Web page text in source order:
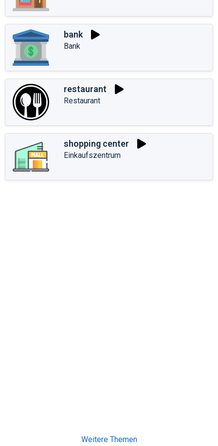
bank
Bank
restaurant
Restaurant
shopping center
Einkaufszentrum
Weitere Themen